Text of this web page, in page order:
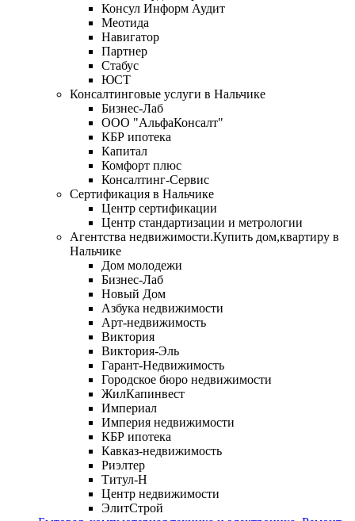
Консул Информ Аудит
Меотида
Навигатор
Партнер
Стабус
ЮСТ
Консалтинговые услуги в Нальчике
Бизнес-Лаб
ООО "АльфаКонсалт"
КБР ипотека
Капитал
Комфорт плюс
Консалтинг-Сервис
Сертификация в Нальчике
Центр сертификации
Центр стандартизации и метрологии
Агентства недвижимости.Купить дом,квартиру в
Нальчике
Дом молодежи
Бизнес-Лаб
Новый Дом
Азбука недвижимости
Арт-недвижимость
Виктория
Виктория-Эль
Гарант-Недвижимость
Городское бюро недвижимости
ЖилКапинвест
Империал
Империя недвижимости
КБР ипотека
Кавказ-недвижимость
Риэлтер
Титул-Н
Центр недвижимости
ЭлитСтрой